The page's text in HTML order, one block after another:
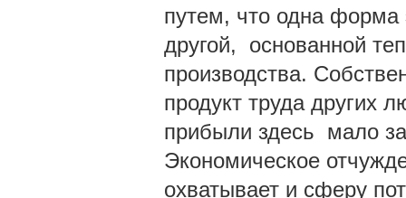
путем, что одна форма
другой, основанной
производства.
продукт труда других
прибыли здесь мало
Экономическое
охватывает и сферу